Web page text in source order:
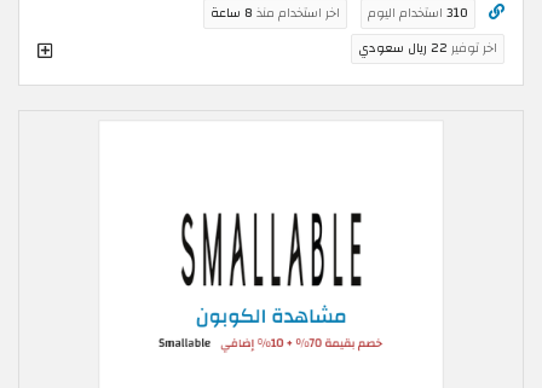
310 استخدام اليوم اخر استخدام منذ 8 ساعة
اخر توفير 22 ريال سعودي